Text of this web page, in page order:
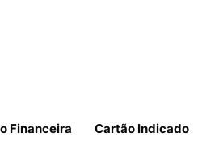
Financeira Cartão Indicado